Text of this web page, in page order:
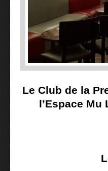
Le Club de la
l’Espace Mu